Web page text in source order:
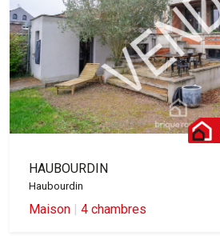
HAUBOURDIN
Haubourdin
Maison | 4 chambres